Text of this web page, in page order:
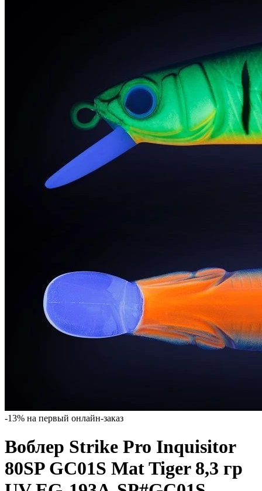
-13% на первый онлайн-заказ
Воблер Strike Pro Inquisitor
80SP GC01S Mat Tiger 8,3 гр